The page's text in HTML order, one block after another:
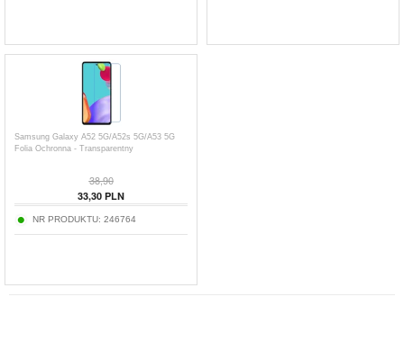
Samsung Galaxy A52 5G/A52s 5G/A53 5G
Folia Ochronna - Transparentny
38,90
33,30 PLN
NR PRODUKTU: 246764